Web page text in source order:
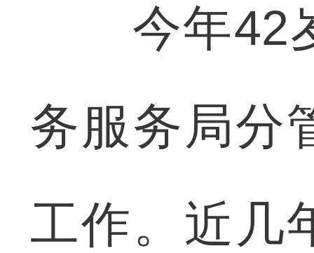
今年42岁
务服务局分
工作。近几